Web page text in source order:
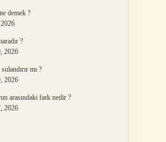
demek ?
?
2026
mı ?
2026
arasındaki fark nedir ?
2026